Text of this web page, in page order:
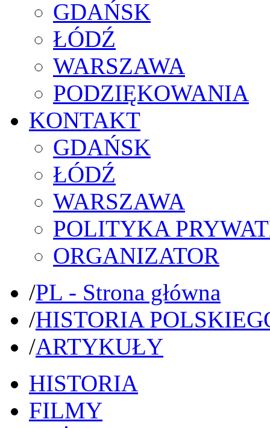
GDAŃSK
ŁÓDŹ
WARSZAWA
PODZIĘKOWANIA
KONTAKT
GDAŃSK
ŁÓDŹ
WARSZAWA
POLITYKA
ORGANIZATOR
/PL - Strona główna
/HISTORIA
/ARTYKUŁY
HISTORIA
FILMY